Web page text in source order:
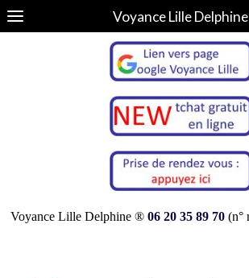
Voyance Lille Delphine
Voyance Lille Delphine ® 06 20 35 89 70 (n°